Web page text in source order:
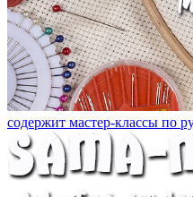
содержит мастер-классы по